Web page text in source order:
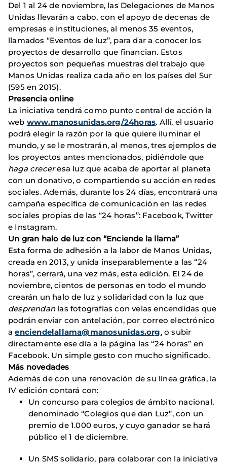
Del 1 al 24 de noviembre, las Delegaciones de Manos
Unidas llevarán a cabo, con el apoyo de decenas de
empresas e instituciones, al menos 35 eventos,
llamados “Eventos de luz”, para dar a conocer los
proyectos de desarrollo que financian. Estos
proyectos son pequeñas muestras del trabajo que
Manos Unidas realiza cada año en los países del Sur
(595 en 2015).
Presencia online
La iniciativa tendrá como punto central de acción la
web www.manosunidas.org/24horas. Allí, el usuario
podrá elegir la razón por la que quiere iluminar el
mundo, y se le mostrarán, al menos, tres ejemplos de
los proyectos antes mencionados, pidiéndole que
haga creceresa luz que acaba de aportar al planeta
con un donativo, o compartiendo su acción en redes
sociales. Además, durante los 24 días, encontrará una
campaña específica de comunicación en las redes
sociales propias de las “24 horas”: Facebook, Twitter
e Instagram.
Un gran halo de luz con “Enciende la llama”
Esta forma de adhesión a la labor de Manos Unidas,
creada en 2013, y unida inseparablemente a las “24
horas”, cerrará, una vez más, esta edición. El 24 de
noviembre, cientos de personas en todo el mundo
crearán un halo de luz y solidaridad con la luz que
desprendanlas fotografías con velas encendidas que
podrán enviar con antelación, por correo electrónico
aenciendelallama@manosunidas.org, o subir
directamente ese día a la página las “24 horas” en
Facebook. Un simple gesto con mucho significado.
Más novedades
Además de con una renovación de su línea gráfica, la
IV edición contará con:
Un concurso para colegios de ámbito nacional,
denominado “Colegios que dan Luz”, con un
premio de 1.000 euros, y cuyo ganador se hará
público el 1 de diciembre.
Un SMS solidario, para colaborar con la iniciativa